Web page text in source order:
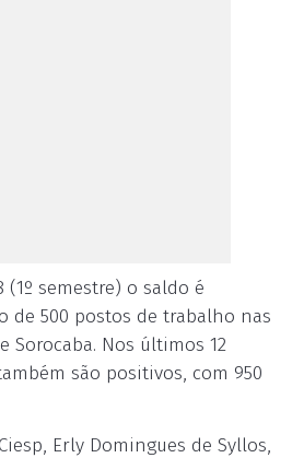
(1º semestre) o saldo é
de 500 postos de trabalho nas
Sorocaba. Nos últimos 12
são positivos, com 950
Erly Domingues de Syllos,